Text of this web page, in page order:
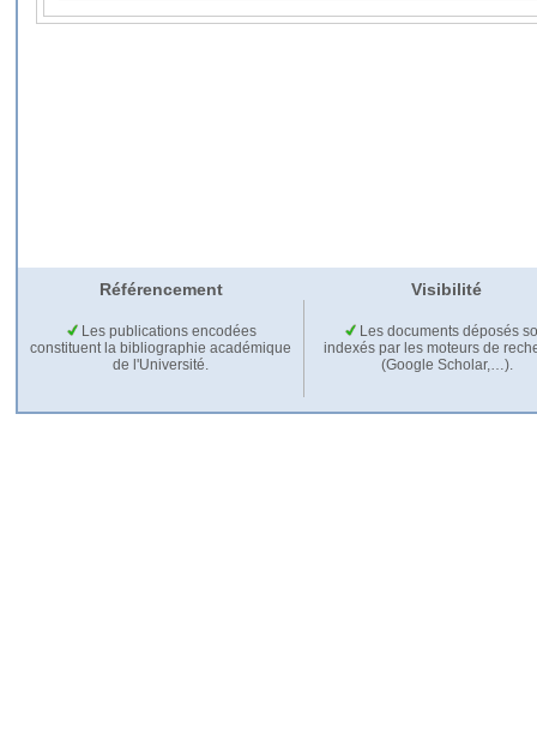
Référencement Visibilité
Les publications encodées
constituent la bibliographie académique
de l'Université.
Les documents déposés
indexés par les moteurs de
(Google Scholar,…).